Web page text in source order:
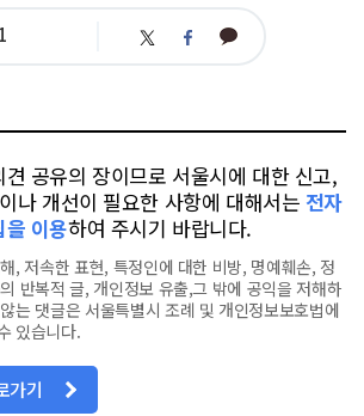
트 페 카
공유의 장이므로 서울시에 대한 신고,
나 개선이 필요한 사항에 대해서는 전자
을 이용하여 주시기 바랍니다.
, 저속한 표현, 특정인에 대한 비방, 명예훼손, 정
반복적 글, 개인정보 유출,그 밖에 공익을 저해하
는 댓글은 서울특별시 조례 및 개인정보보호법에
있습니다.
가기